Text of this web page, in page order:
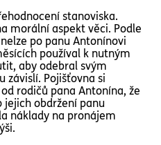
stanoviska.
morální aspekt věci. Podle
po panu Antonínovi
používal k nutným
aby odebral svým
závislí. Pojišťovna si
rodičů pana Antonína, že
jejich obdržení panu
náklady na pronájem